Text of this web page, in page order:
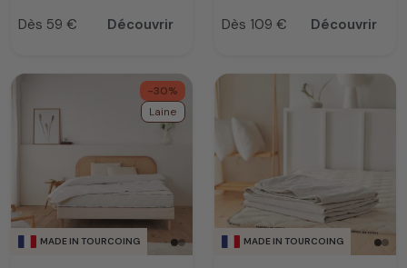
Prix
Dès 59 € Découvrir Prix
Dès 109 € Découvrir
MADE IN TOURCOING
-30%
Laine
MADE IN TOURCOING